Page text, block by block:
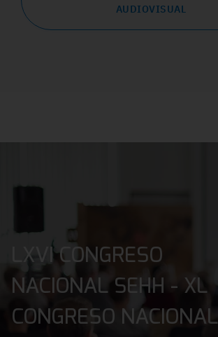
AUDIOVISUAL
LXVI CONGRESO
NACIONAL SEHH - XL
CONGRESO NACIONAL